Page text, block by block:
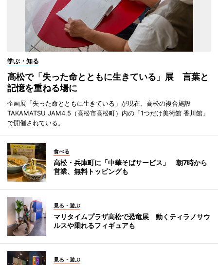
学ぶ・知る
高松で「失った命とともに生きている」展 言葉と
記憶を重ねる場に
企画展「失った命とともに生きている」が現在、高松の複合施設
TAKAMATSU JAM4.5（高松市高松町）内の「1つだけ美術館 香川館」
で開催されている。
食べる
高松・兵庫町に「中華そばサービス」 朝7時から
営業、無料トッピングも
見る・遊ぶ
マリタイムプラザ高松で恐竜展 動くティラノサウ
ルスや乗れるフィギュアも
見る・遊ぶ